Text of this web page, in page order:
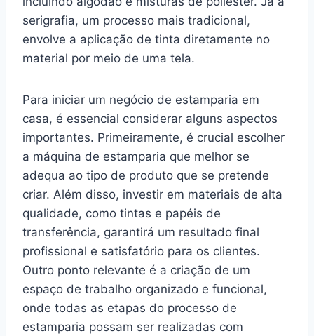
serigrafia, um processo mais tradicional,
envolve a aplicação de tinta diretamente no
material por meio de uma tela.
Para iniciar um negócio de estamparia em
casa, é essencial considerar alguns aspectos
importantes. Primeiramente, é crucial escolher
a máquina de estamparia que melhor se
adequa ao tipo de produto que se pretende
criar. Além disso, investir em materiais de alta
qualidade, como tintas e papéis de
transferência, garantirá um resultado final
profissional e satisfatório para os clientes.
Outro ponto relevante é a criação de um
espaço de trabalho organizado e funcional,
onde todas as etapas do processo de
estamparia possam ser realizadas com